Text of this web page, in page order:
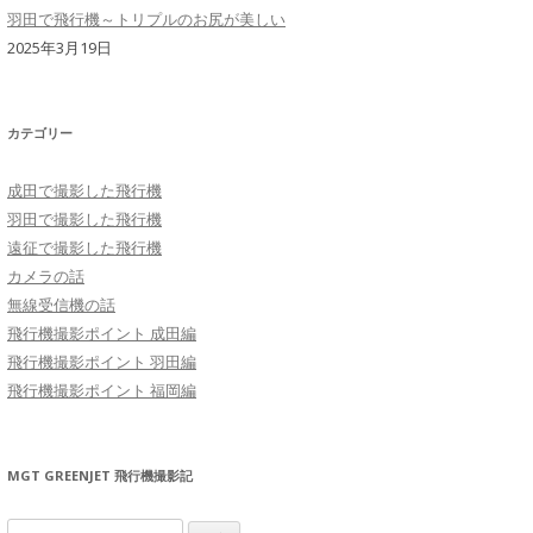
羽田で飛行機～トリプルのお尻が美しい
2025年3月19日
カテゴリー
成田で撮影した飛行機
羽田で撮影した飛行機
遠征で撮影した飛行機
カメラの話
無線受信機の話
飛行機撮影ポイント 成田編
飛行機撮影ポイント 羽田編
飛行機撮影ポイント 福岡編
MGT GREENJET 飛行機撮影記